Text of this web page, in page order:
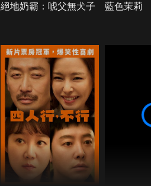
絕地奶霸：唬父無犬子 藍色茉莉